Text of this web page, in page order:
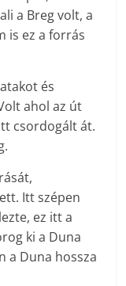
a Breg volt, a
is ez a forrás
és
ahol az út
csordogált át.
Itt szépen
ez itt a
ki a Duna
a Duna hossza